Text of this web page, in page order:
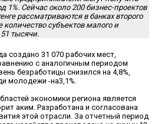
1%. Сейчас около 200 бизнес-проектов
рассматриваются в банках второго
количество субъектов малого и
тысячи.
создано 31 070 рабочих мест,
с аналогичным периодом
безработицы снизился на 4,8%,
молодежи -на3,1%.
экономики региона является
аким. Разработана и согласована
этой отрасли. За отчетный период